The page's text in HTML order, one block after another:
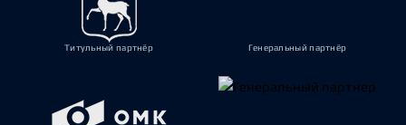
Титульный партнёр Генеральный партнёр